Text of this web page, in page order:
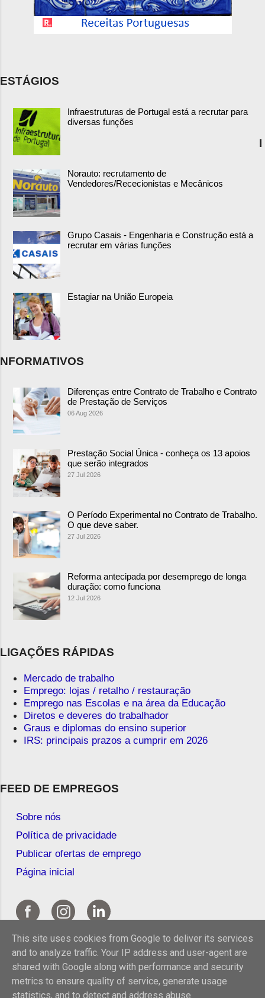
ESTÁGIOS
Infraestruturas de Portugal está a recrutar para
diversas funções
Norauto: recrutamento de
Vendedores/Rececionistas e Mecânicos
Grupo Casais - Engenharia e Construção está a
recrutar em várias funções
Estagiar na União Europeia
I
NFORMATIVOS
Diferenças entre Contrato de Trabalho e Contrato
de Prestação de Serviços
06 Aug 2026
Prestação Social Única - conheça os 13 apoios
que serão integrados
27 Jul 2026
O Período Experimental no Contrato de Trabalho.
O que deve saber.
27 Jul 2026
Reforma antecipada por desemprego de longa
duração: como funciona
12 Jul 2026
LIGAÇÕES RÁPIDAS
Mercado de trabalho
Emprego: lojas / retalho / restauração
Emprego nas Escolas e na área da Educação
Diretos e deveres do trabalhador
Graus e diplomas do ensino superior
IRS: principais prazos a cumprir em 2026
FEED DE EMPREGOS
Sobre nós
Política de privacidade
Publicar ofertas de emprego
Página inicial
This site uses cookies from Google to deliver its services
and to analyze traffic. Your IP address and user-agent are
shared with Google along with performance and security
metrics to ensure quality of service, generate usage
statistics, and to detect and address abuse.